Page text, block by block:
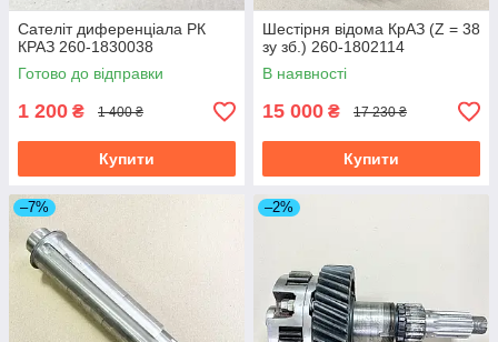
Сателіт диференціала РК
КРАЗ 260-1830038
Готово до відправки
1 200 ₴ 1 400 ₴
Купити
Шестірня відома КрАЗ (Z = 38
зу зб.) 260-1802114
В наявності
15 000 ₴ 17 230 ₴
Купити
–7% –2%